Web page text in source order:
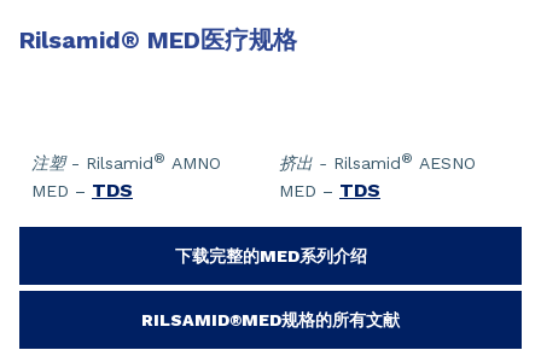
Rilsamid® MED医疗规格
注塑- Rilsamid® AMNO
MED – TDS
挤出 - Rilsamid® AESNO
MED – TDS
下载完整的MED系列介绍
RILSAMID®MED规格的所有文献